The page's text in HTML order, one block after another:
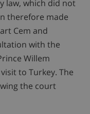
law, which did not
therefore made
Cem and
with the
Willem
to Turkey. The
the court